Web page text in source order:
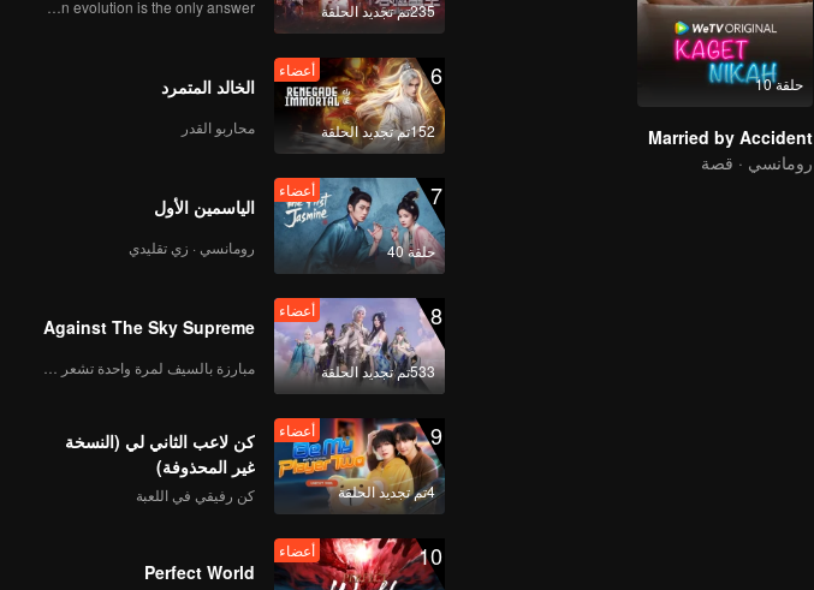
حلقة 10
Married by Accident
رومانسي · قصة
235تم تجديد الحلقة Human evolution is the only answer.
6
152تم تجديد الحلقة
أعضاء
الخالد المتمرد
محاربو القدر
7
حلقة 40
أعضاء
الياسمين الأول
رومانسي · زي تقليدي
8
533تم تجديد الحلقة
أعضاء
Against The Sky Supreme
9
4تم تجديد الحلقة
أعضاء
كن لاعب الثاني لي (النسخة
غير المحذوفة)
كن رفيقي في اللعبة
10 أعضاء
Perfect World